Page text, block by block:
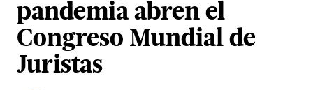
pandemia abren el
Congreso Mundial de
Juristas